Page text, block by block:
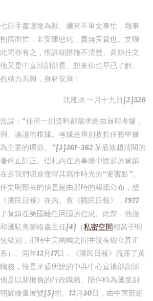
日手書遲復為歉。邇來不單文事忙，雜事
病而忙，非安康惡化，責無旁貸也。文聯
間亦有之，惟詳細措施不清楚。黃鎮任文
又是中宣部副部長。想來你也早已了解。
精力高興，身材安康！
沈雁冰 一月十九日[2]326
說：“任何一則資料都需求經由過程考據，
、論證的根據。考據是辨別收拾任務中最
主要的環節。”[3]361-362 茅盾致趙清閣的
停止訂正。信札內在的事務中說起的黃鎮
是我們切進懂得其寫作時光的“要害點”。
文明部長的信息是由那時的報紙公布，想
國民日報》在內。查《國民日報》，1977
黃鎮在美國離任回國的信息。此前，他擔
國駐美聯絡處主任[4]（私密空間相當于明
級別，那時中美兩國之間并沒有樹立真正
）。同年12月17日，《國民日報》流露了黃
務，恰是茅盾所說的中共中心宣揚部副部
是以新擔負的行政職務、陪伴時為國度副
鮮繪畫展覽[5]的。12月30日，由中宣部組